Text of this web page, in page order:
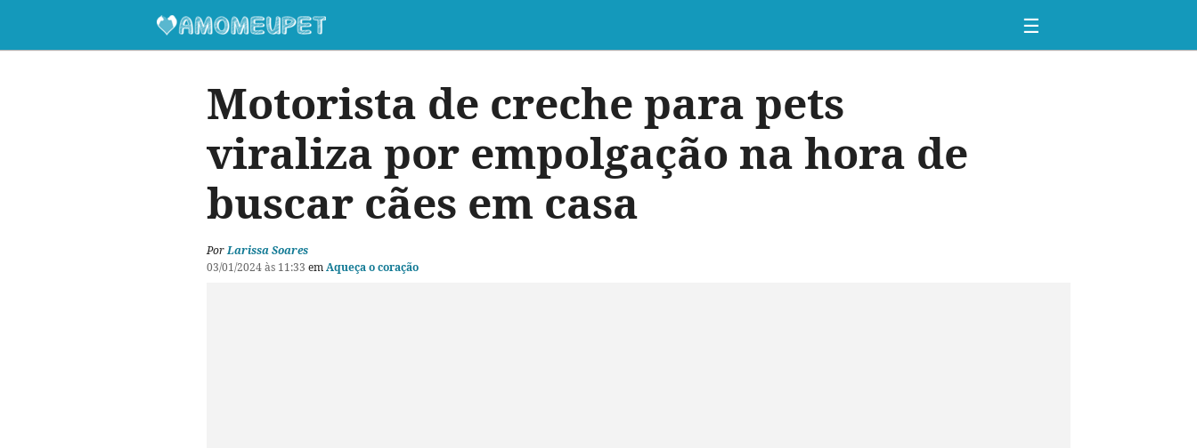
☰
Motorista de creche para pets
viraliza por empolgação na hora de
buscar cães em casa
PorLarissa Soares
03/01/2024 às 11:33 emAqueça o coração